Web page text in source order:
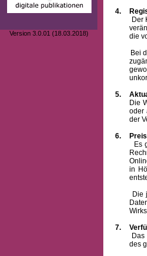
Version 3.0.01 (18.03.2018)
4.
Der
die
Bei der
5.
Die
oder
der
6.
Es
in
Die
7.
Das
des